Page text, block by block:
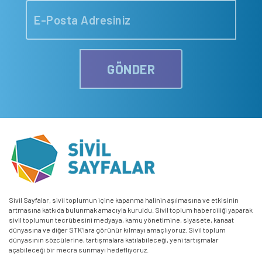
GÖNDER
Sivil Sayfalar, sivil toplumun içine kapanma halinin aşılmasına ve etkisinin
artmasına katkıda bulunmak amacıyla kuruldu. Sivil toplum haberciliği yaparak
sivil toplumun tecrübesini medyaya, kamu yönetimine, siyasete, kanaat
dünyasına ve diğer STK’lara görünür kılmayı amaçlıyoruz. Sivil toplum
dünyasının sözcülerine, tartışmalara katılabileceği, yeni tartışmalar
açabileceği bir mecra sunmayı hedefliyoruz.